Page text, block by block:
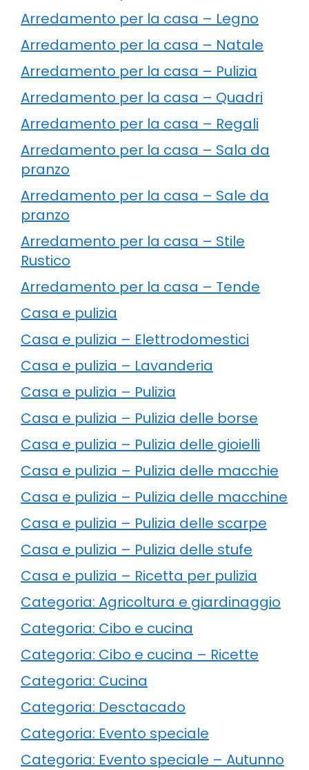
Arredamento per la casa – Legno
Arredamento per la casa – Natale
Arredamento per la casa – Pulizia
Arredamento per la casa – Quadri
Arredamento per la casa – Regali
Arredamento per la casa – Sala da
pranzo
Arredamento per la casa – Sale da
pranzo
Arredamento per la casa – Stile
Rustico
Arredamento per la casa – Tende
Casa e pulizia
Casa e pulizia – Elettrodomestici
Casa e pulizia – Lavanderia
Casa e pulizia – Pulizia
Casa e pulizia – Pulizia delle borse
Casa e pulizia – Pulizia delle gioielli
Casa e pulizia – Pulizia delle macchie
Casa e pulizia – Pulizia delle macchine
Casa e pulizia – Pulizia delle scarpe
Casa e pulizia – Pulizia delle stufe
Casa e pulizia – Ricetta per pulizia
Categoria: Agricoltura e giardinaggio
Categoria: Cibo e cucina
Categoria: Cibo e cucina – Ricette
Categoria: Cucina
Categoria: Desctacado
Categoria: Evento speciale
Categoria: Evento speciale – Autunno